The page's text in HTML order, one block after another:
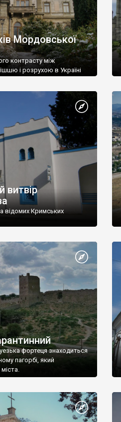
Мордовської
контрасту між
і розрухою в Україні
витвір
відомих Кримських
фортеця знаходиться
пагорбі, який